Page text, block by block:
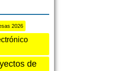
2026
de